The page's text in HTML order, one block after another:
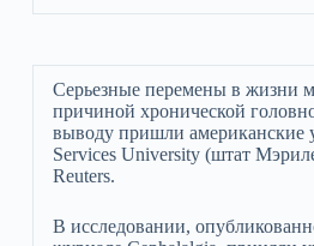
Серьезные перемены в жизни
причиной хронической
выводу пришли американские
Services University (штат
Reuters.
В исследовании,